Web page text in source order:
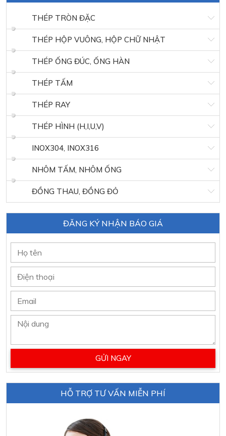
THÉP TRÒN ĐẶC
THÉP HỘP VUÔNG, HỘP CHỮ NHẬT
THÉP ỐNG ĐÚC, ỐNG HÀN
THÉP TẤM
THÉP RAY
THÉP HÌNH (H,I,U,V)
INOX304, INOX316
NHÔM TẤM, NHÔM ỐNG
ĐỒNG THAU, ĐỒNG ĐỎ
ĐĂNG KÝ NHẬN BÁO GIÁ
HỖ TRỢ TƯ VẤN MIỄN PHÍ